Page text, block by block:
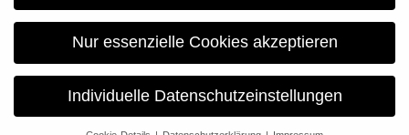
Seiten.
Urheber- und Kennzeichenrecht
Nur essenzielle Cookies akzeptieren
Individuelle Datenschutzeinstellungen